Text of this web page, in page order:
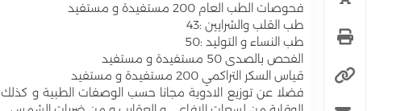
فحوصات الطب العام 200 مستفيدة و مستفيد
طب القلب والشرايين :43
طب النساء و التوليد :50
الفحص بالصدى 50 مستفيدة و مستفيد
قياس السكر التراكمي 200 مستفيدة و مستفيد
فضلا عن توزيع الادوية مجانا حسب الوصفات الطبية و